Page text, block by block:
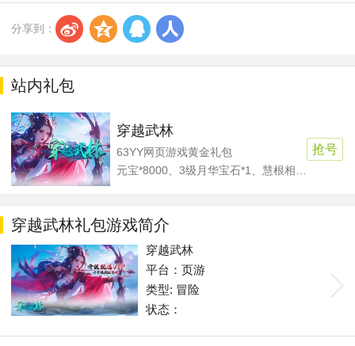
分享到： s z q r
站内礼包
穿越武林
63YY网页游戏黄金礼包
抢号
穿越武林礼包游戏简介
穿越武林
平台：页游
类型: 冒险
状态：